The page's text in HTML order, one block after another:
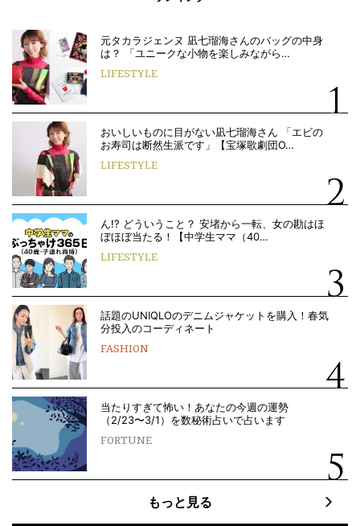
元タカラジェンヌ 凪七瑠海さんのバッグの中身
は？ 「ユニークな小物を楽しみながら…
LIFESTYLE
おいしいものに目がない凪七瑠海さん 「エビの
お寿司は断然生派です」【宝塚歌劇団O…
LIFESTYLE
ん!? どういうこと？ 安堵から一転、女の勘はほ
ぼほぼ当たる！【中学生ママ（40…
LIFESTYLE
話題のUNIQLOのデニムジャケットを購入！春気
分投入のコーディネート
FASHION
当たりすぎて怖い！あなたの今週の運勢
（2/23〜3/1）を数秘術占いで占います
FORTUNE
もっと見る